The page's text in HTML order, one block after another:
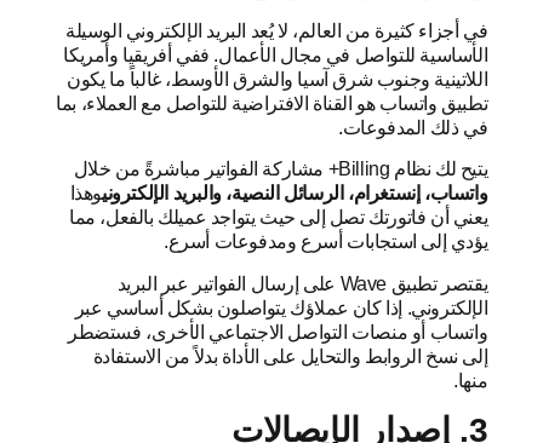
في أجزاء كثيرة من العالم، لا يُعد البريد الإلكتروني الوسيلة
الأساسية للتواصل في مجال الأعمال. ففي أفريقيا وأمريكا
اللاتينية وجنوب شرق آسيا والشرق الأوسط، غالباً ما يكون
تطبيق واتساب هو القناة الافتراضية للتواصل مع العملاء، بما
في ذلك المدفوعات.
يتيح لك نظام Billing+ مشاركة الفواتير مباشرةً من خلال
واتساب، إنستغرام، الرسائل النصية، والبريد الإلكترونيوهذا
يعني أن فاتورتك تصل إلى حيث يتواجد عميلك بالفعل، مما
يؤدي إلى استجابات أسرع ومدفوعات أسرع.
يقتصر تطبيق Wave على إرسال الفواتير عبر البريد
الإلكتروني. إذا كان عملاؤك يتواصلون بشكل أساسي عبر
واتساب أو منصات التواصل الاجتماعي الأخرى، فستضطر
إلى نسخ الروابط والتحايل على الأداة بدلاً من الاستفادة
منها.
3. إصدار الإيصالات